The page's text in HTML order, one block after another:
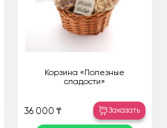
Корзина «Полезные
сладости»
36 000 ₸ Заказать